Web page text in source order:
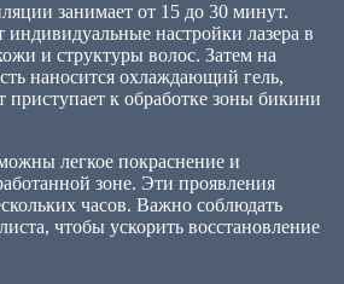
занимает от 15 до 30 минут.
индивидуальные настройки лазера в
и структуры волос. Затем на
наносится охлаждающий гель,
приступает к обработке зоны бикини
легкое покраснение и
зоне. Эти проявления
часов. Важно соблюдать
чтобы ускорить восстановление